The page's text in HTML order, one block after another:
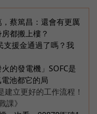
蔡篤昌：還會有更厲
都搬上樓？
支援金通過了嗎？我
的發電機」SOFC是
池都它的局
立更好的工作流程！
課》